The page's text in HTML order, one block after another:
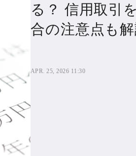
住宅ローン362
All Articles
る？ 信用取引
合の注意点も
APR. 25, 2026 11:30